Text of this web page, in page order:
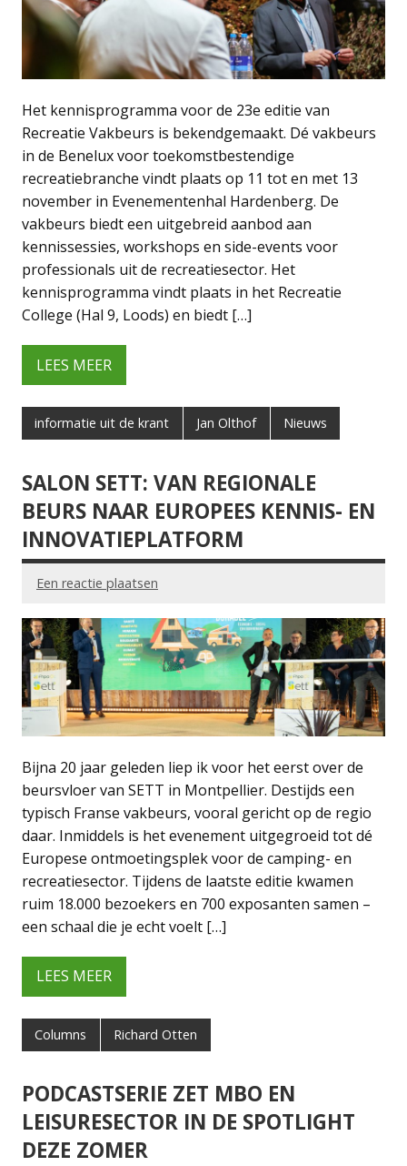
Het kennisprogramma voor de 23e editie van
Recreatie Vakbeurs is bekendgemaakt. Dé vakbeurs
in de Benelux voor toekomstbestendige
recreatiebranche vindt plaats op 11 tot en met 13
november in Evenementenhal Hardenberg. De
vakbeurs biedt een uitgebreid aanbod aan
kennissessies, workshops en side-events voor
professionals uit de recreatiesector. Het
kennisprogramma vindt plaats in het Recreatie
College (Hal 9, Loods) en biedt […]
LEES MEER
informatie uit de krant Jan Olthof Nieuws
SALON SETT: VAN REGIONALE
BEURS NAAR EUROPEES KENNIS- EN
INNOVATIEPLATFORM
Een reactie plaatsen
Bijna 20 jaar geleden liep ik voor het eerst over de
beursvloer van SETT in Montpellier. Destijds een
typisch Franse vakbeurs, vooral gericht op de regio
daar. Inmiddels is het evenement uitgegroeid tot dé
Europese ontmoetingsplek voor de camping- en
recreatiesector. Tijdens de laatste editie kwamen
ruim 18.000 bezoekers en 700 exposanten samen –
een schaal die je echt voelt […]
LEES MEER
Columns Richard Otten
PODCASTSERIE ZET MBO EN
LEISURESECTOR IN DE SPOTLIGHT
DEZE ZOMER